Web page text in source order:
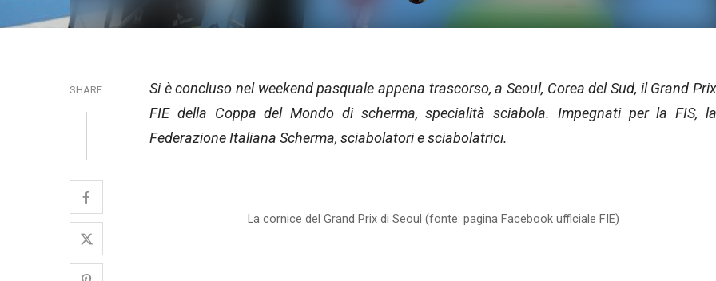
SHARE
Si è concluso nel weekend pasquale appena trascorso, a Seoul, Corea del Sud, il Grand Prix
FIE della Coppa del Mondo di scherma, specialità sciabola. Impegnati per la FIS, la
Federazione Italiana Scherma, sciabolatori e sciabolatrici.
La cornice del Grand Prix di Seoul (fonte: pagina Facebook ufficiale FIE)